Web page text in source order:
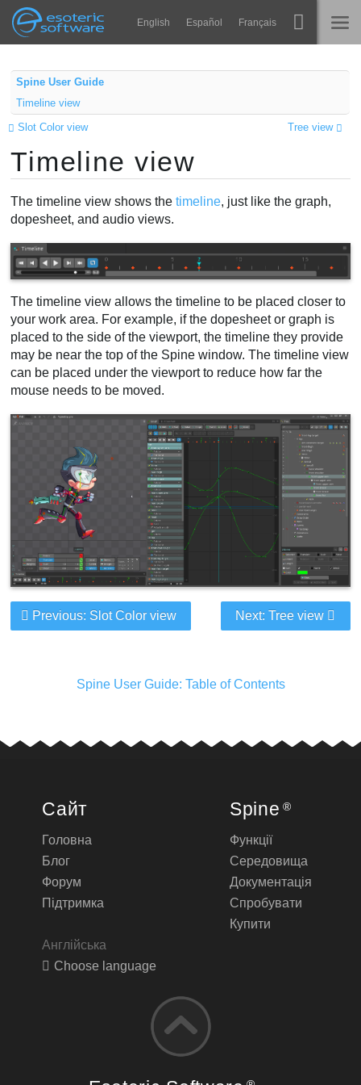
Esoteric Software
Navigation English Español Français
ГОЛОВНА
БЛОГ
ФОРУМ
ПІДТРИМКА
Spine
Середовища
Навчання
Спробувати
Купити
Main Content
Spine User Guide
Timeline view
Tree view
Slot Color view
Timeline view
The timeline view shows thetimeline, just like the graph,
dopesheet, and audio views.
The timeline view allows the timeline to be placed closer to
your work area. For example, if the dopesheet or graph is
placed to the side of the viewport, the timeline they provide
may be near the top of the Spine window. The timeline view
can be placed under the viewport to reduce how far the
mouse needs to be moved.
Next: Tree view
Previous: Slot Color view
Spine User Guide: Table of Contents
Сайт
Головна
Блог
Форум
Підтримка
Англійська
Choose language
Spine ®
Функції
Середовища
Документація
Спробувати
Купити